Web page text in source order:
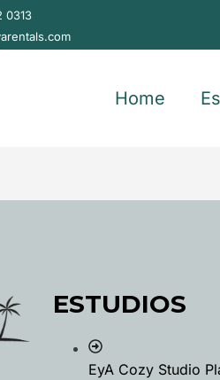
0313
Home
ESTUDIOS
EyA Cozy Studio